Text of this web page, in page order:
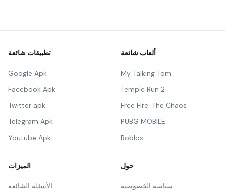
تطبيقات شائعة
Google Apk
Facebook Apk
Twitter apk
Telegram Apk
Youtube Apk
ألعاب شائعة
My Talking Tom
Temple Run 2
Free Fire: The Chaos
PUBG MOBILE
Roblox
الميزات
الأسئلة الشائعة
حول
سياسة الخصوصية